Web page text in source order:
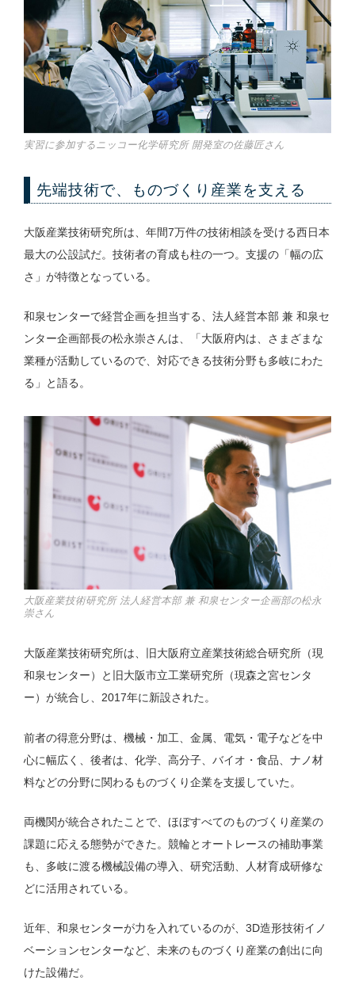
実習に参加するニッコー化学研究所 開発室の佐藤匠さん
先端技術で、ものづくり産業を支える
大阪産業技術研究所は、年間7万件の技術相談を受ける西日本
最大の公設試だ。技術者の育成も柱の一つ。支援の「幅の広
さ」が特徴となっている。
和泉センターで経営企画を担当する、法人経営本部 兼 和泉セ
ンター企画部長の松永崇さんは、「大阪府内は、さまざまな
業種が活動しているので、対応できる技術分野も多岐にわた
る」と語る。
大阪産業技術研究所 法人経営本部 兼 和泉センター企画部の松永
崇さん
大阪産業技術研究所は、旧大阪府立産業技術総合研究所（現
和泉センター）と旧大阪市立工業研究所（現森之宮センタ
ー）が統合し、2017年に新設された。
前者の得意分野は、機械・加工、金属、電気・電子などを中
心に幅広く、後者は、化学、高分子、バイオ・食品、ナノ材
料などの分野に関わるものづくり企業を支援していた。
両機関が統合されたことで、ほぼすべてのものづくり産業の
課題に応える態勢ができた。競輪とオートレースの補助事業
も、多岐に渡る機械設備の導入、研究活動、人材育成研修な
どに活用されている。
近年、和泉センターが力を入れているのが、3D造形技術イノ
ベーションセンターなど、未来のものづくり産業の創出に向
けた設備だ。